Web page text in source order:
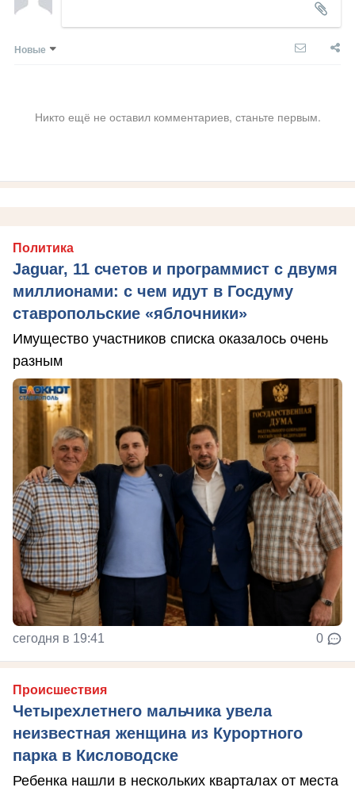
Новые
Никто ещё не оставил комментариев, станьте первым.
Политика
Jaguar, 11 счетов и программист с двумя
миллионами: с чем идут в Госдуму
ставропольские «яблочники»
Имущество участников списка оказалось очень
разным
сегодня в 19:41 0
Происшествия
Четырехлетнего мальчика увела
неизвестная женщина из Курортного
парка в Кисловодске
Ребенка нашли в нескольких кварталах от места